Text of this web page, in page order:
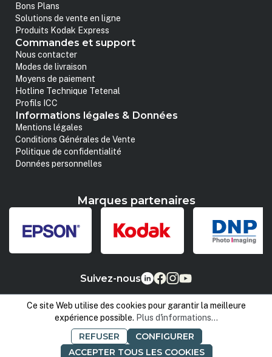
Bons Plans
Solutions de vente en ligne
Produits Kodak Express
Commandes et support
Nous contacter
Modes de livraison
Moyens de paiement
Hotline Technique Tetenal
Profils ICC
Informations légales & Données
Mentions légales
Conditions Générales de Vente
Politique de confidentialité
Données personnelles
Marques partenaires
Suivez-nous
Ce site Web utilise des cookies pour garantir la meilleure
expérience possible. Plus d'informations...
REFUSER
CONFIGURER
ACCEPTER TOUS LES COOKIES